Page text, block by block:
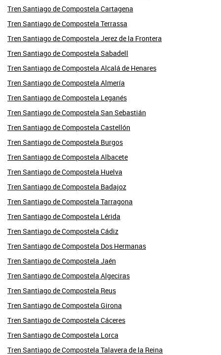
Tren Santiago de Compostela Cartagena
Tren Santiago de Compostela Terrassa
Tren Santiago de Compostela Jerez de la Frontera
Tren Santiago de Compostela Sabadell
Tren Santiago de Compostela Alcalá de Henares
Tren Santiago de Compostela Almería
Tren Santiago de Compostela Leganés
Tren Santiago de Compostela San Sebastián
Tren Santiago de Compostela Castellón
Tren Santiago de Compostela Burgos
Tren Santiago de Compostela Albacete
Tren Santiago de Compostela Huelva
Tren Santiago de Compostela Badajoz
Tren Santiago de Compostela Tarragona
Tren Santiago de Compostela Lérida
Tren Santiago de Compostela Cádiz
Tren Santiago de Compostela Dos Hermanas
Tren Santiago de Compostela Jaén
Tren Santiago de Compostela Algeciras
Tren Santiago de Compostela Reus
Tren Santiago de Compostela Girona
Tren Santiago de Compostela Cáceres
Tren Santiago de Compostela Lorca
Tren Santiago de Compostela Talavera de la Reina